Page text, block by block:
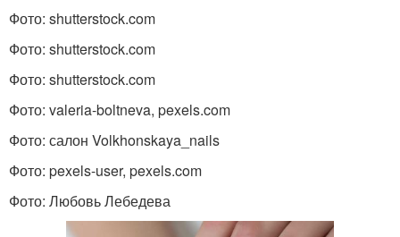
Фото: shutterstock.com
Фото: shutterstock.com
Фото: shutterstock.com
Фото: valeria-boltneva, pexels.com
Фото: салон Volkhonskaya_nails
Фото: pexels-user, pexels.com
Фото: Любовь Лебедева